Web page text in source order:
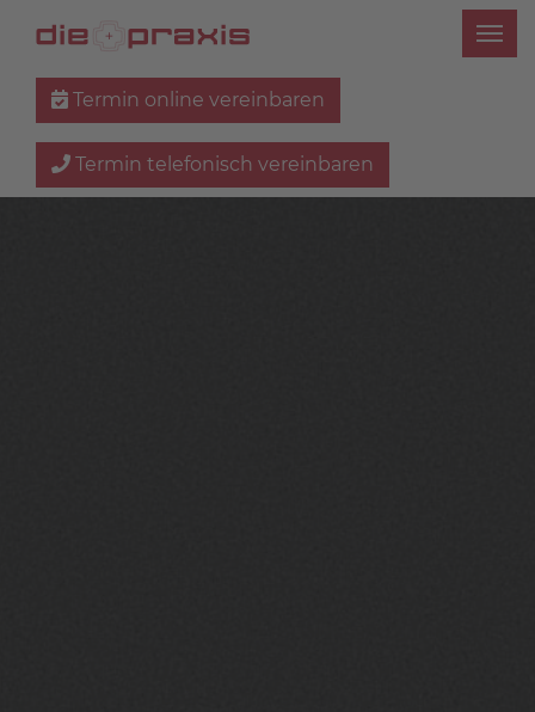
Termin online vereinbaren
Termin telefonisch vereinbaren